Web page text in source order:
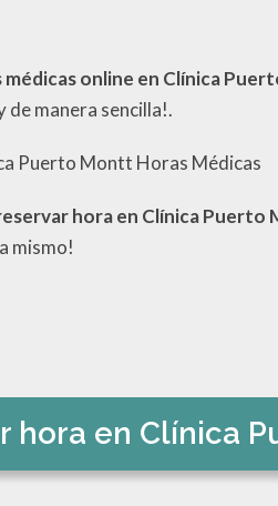
online en Clínica
manera sencilla!.
hora en Clínica Puerto
mismo!
hora en Clínica